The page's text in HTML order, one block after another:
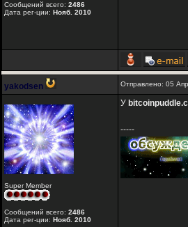
Сообщений всего: 2486
Дата рег-ции: Нояб. 2010
yakodsen Отправлено: 05
Super Member
Сообщений всего: 2486
Дата рег-ции: Нояб. 2010
У
-----